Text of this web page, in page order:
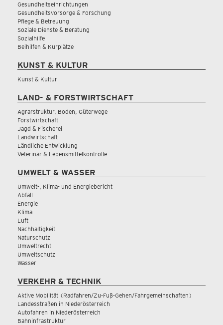
Gesundheitseinrichtungen
Gesundheitsvorsorge & Forschung
Pflege & Betreuung
Soziale Dienste & Beratung
Sozialhilfe
Beihilfen & Kurplätze
KUNST & KULTUR
Kunst & Kultur
LAND- & FORSTWIRTSCHAFT
Agrarstruktur, Boden, Güterwege
Forstwirtschaft
Jagd & Fischerei
Landwirtschaft
Ländliche Entwicklung
Veterinär & Lebensmittelkontrolle
UMWELT & WASSER
Umwelt-, Klima- und Energiebericht
Abfall
Energie
Klima
Luft
Nachhaltigkeit
Naturschutz
Umweltrecht
Umweltschutz
Wasser
VERKEHR & TECHNIK
Aktive Mobilität (Radfahren/Zu-Fuß-Gehen/Fahrgemeinschaften)
Landesstraßen in Niederösterreich
Autofahren in Niederösterreich
Bahninfrastruktur